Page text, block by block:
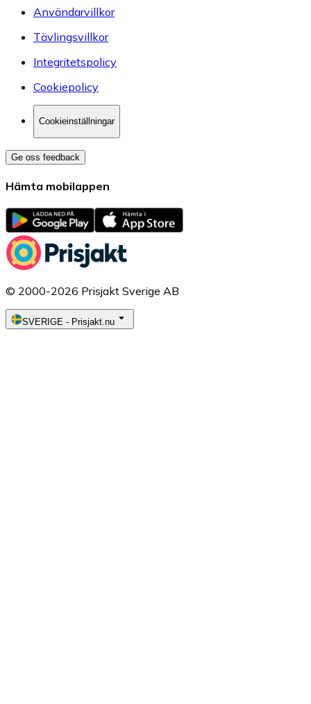
Användarvillkor
Tävlingsvillkor
Integritetspolicy
Cookiepolicy
Cookieinställningar
Ge oss feedback
Hämta mobilappen
© 2000-2026 Prisjakt Sverige AB
SVERIGE - Prisjakt.nu